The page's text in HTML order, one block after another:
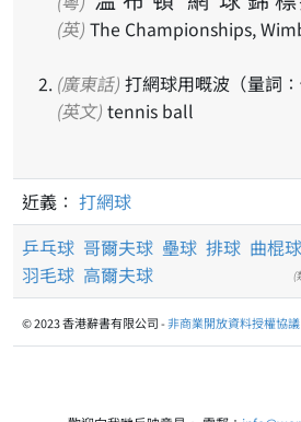
(英) The Championships,
(廣東話) 打網球用嘅波（量詞：
(英文) tennis ball
近義： 打網球
乒乓球 哥爾夫球 壘球 排球 曲棍球
羽毛球 高爾夫球 (
© 2023 香港辭書有限公司 -非商業開放資料授權協